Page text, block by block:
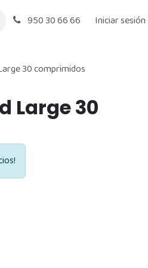
950 30 66 66 Iniciar sesión
30 comprimidos
Large 30